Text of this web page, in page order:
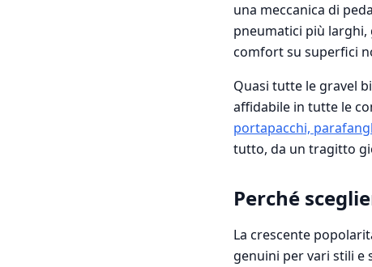
una meccanica di
pneumatici più
comfort su superfici
Quasi tutte le gravel
affidabile in tutte le
portapacchi,
tutto, da un tragitto
Perché
La crescente
genuini per vari stili e